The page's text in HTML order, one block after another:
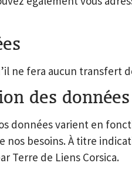
ne fera aucun transfert
des données
données varient en
nos besoins. À titre
Terre de Liens Corsica.